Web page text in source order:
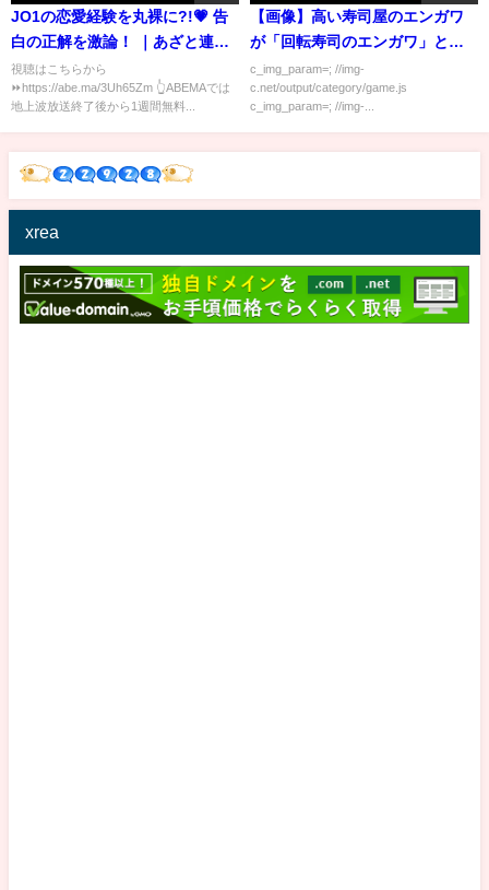
JO1の恋愛経験を丸裸に?!💗 告
白の正解を激論！ ｜あざと連ド
ラ鑑賞会 いよいよ最終回目前
視聴はこちらから
⏩https://abe.ma/3Uh65Zm 👆ABEMAでは
地上波放送終了後から1週間無料...
【画像】高い寿司屋のエンガワ
が「回転寿司のエンガワ」と全
然違うんだけど・・・
c_img_param=; //img-
c.net/output/category/game.js
c_img_param=; //img-...
xrea